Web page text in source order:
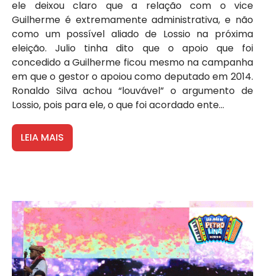
ele deixou claro que a relação com o vice
Guilherme é extremamente administrativa, e não
como um possível aliado de Lossio na próxima
eleição. Julio tinha dito que o apoio que foi
concedido a Guilherme ficou mesmo na campanha
em que o gestor o apoiou como deputado em 2014.
Ronaldo Silva achou “louvável” o argumento de
Lossio, pois para ele, o que foi acordado ente...
LEIA MAIS